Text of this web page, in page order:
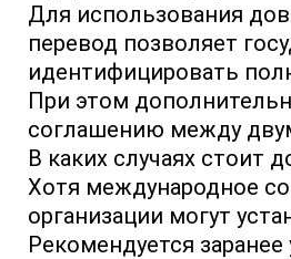
Для использования
перевод позволяет
идентифицировать
При этом
соглашению между
В каких случаях стоит
Хотя международное
организации могут
Рекомендуется